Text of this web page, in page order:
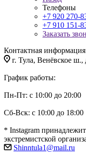
Телефоны
+7 920 270-
+7 910 151-
Заказать
Контактная информация
г. Тула, Венёвское ш.,
График работы:
Пн-Пт: с 10:00 до 20:00
Сб-Вск: с 10:00 до 18:00
* Instagram
экстремистской
Shinntula1@mail.ru